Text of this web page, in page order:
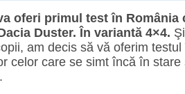
oferi primul test în România
Duster. În variantă 4×4.
am decis să vă oferim
celor care se simt încă în stare